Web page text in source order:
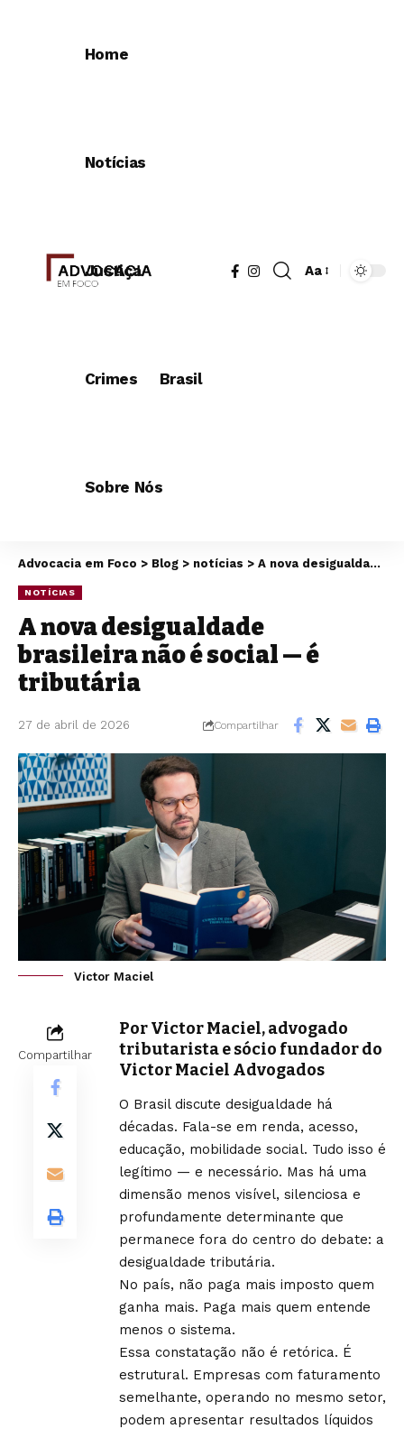
Home
Notícias
Justiça
Crimes Brasil
Sobre Nós
Aa
Advocacia em Foco > Blog > notícias > A nova desigualdade brasileira não é social — é tributária
NOTÍCIAS
A nova desigualdade
brasileira não é social — é
tributária
27 de abril de 2026 Compartilhar
Victor Maciel
Compartilhar
Por Victor Maciel, advogado
tributarista e sócio fundador do
Victor Maciel Advogados
O Brasil discute desigualdade há
décadas. Fala-se em renda, acesso,
educação, mobilidade social. Tudo isso é
legítimo — e necessário. Mas há uma
dimensão menos visível, silenciosa e
profundamente determinante que
permanece fora do centro do debate: a
desigualdade tributária.
No país, não paga mais imposto quem
ganha mais. Paga mais quem entende
menos o sistema.
Essa constatação não é retórica. É
estrutural. Empresas com faturamento
semelhante, operando no mesmo setor,
podem apresentar resultados líquidos